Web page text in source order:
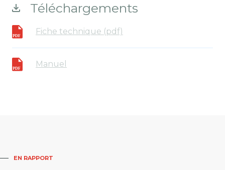
Téléchargements
Fiche technique (pdf)
Manuel
EN RAPPORT